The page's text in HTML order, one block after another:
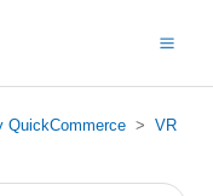
QuickCommerce
VR